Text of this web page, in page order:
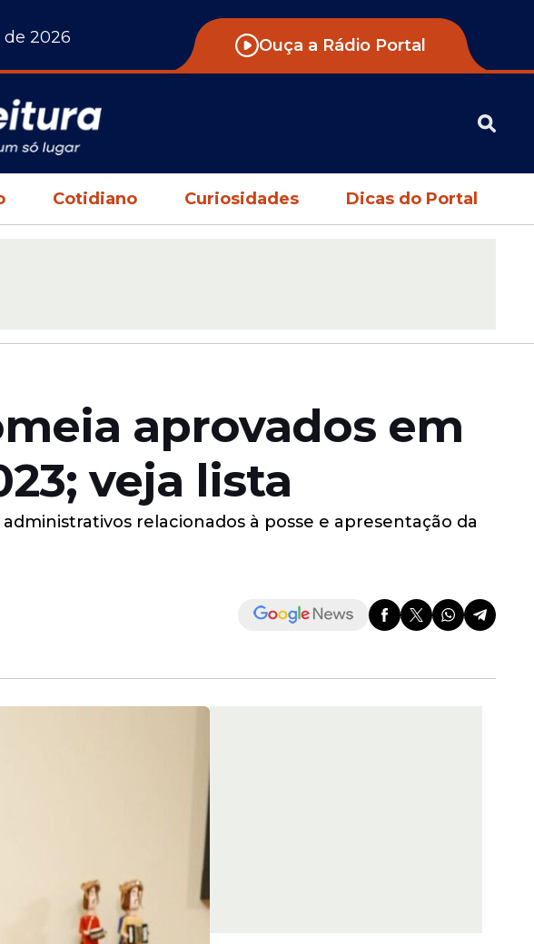
2026 Ouça a Rádio Portal
Cotidiano Curiosidades Dicas do Portal
aprovados em
veja lista
relacionados à posse e apresentação da